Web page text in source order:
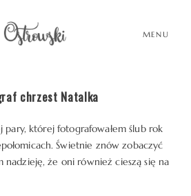
MENU
chrzest Natalka
pary, której fotografowałem ślub rok
Świetnie znów zobaczyć
nadzieję, że oni również cieszą się na